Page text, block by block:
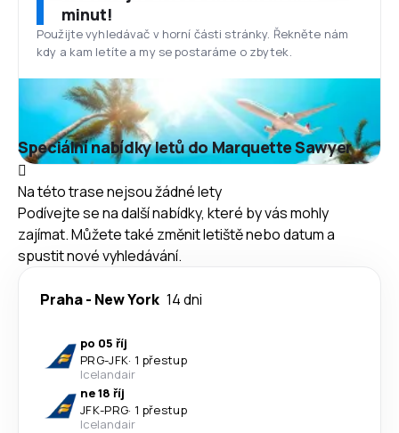
minut!
Použijte vyhledávač v horní části stránky. Řekněte nám
kdy a kam letíte a my se postaráme o zbytek.
Speciální nabídky letů do Marquette Sawyer
Na této trase nejsou žádné lety
Podívejte se na další nabídky, které by vás mohly
zajímat. Můžete také změnit letiště nebo datum a
spustit nové vyhledávání.
Praha- New York 14 dni
po 05 říj
PRG-JFK· 1 přestup
Icelandair
ne 18 říj
JFK-PRG· 1 přestup
Icelandair